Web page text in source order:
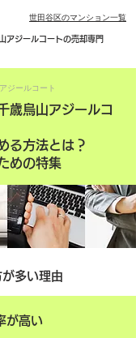
世田谷区のマンション一覧
アジールコートの売却専門
ジールコート
歳烏山アジールコ
る方法とは？
めの特集
多い理由
が高い